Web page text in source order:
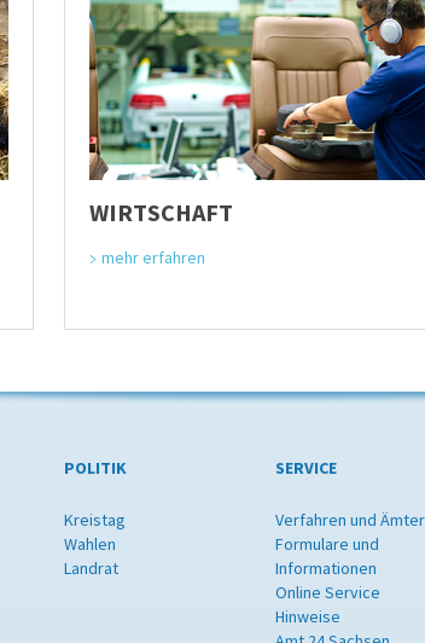
WIRTSCHAFT
mehr erfahren
POLITIK
Kreistag
Wahlen
Landrat
SERVICE
Verfahren und Ämter
Formulare und
Informationen
Online Service
Hinweise